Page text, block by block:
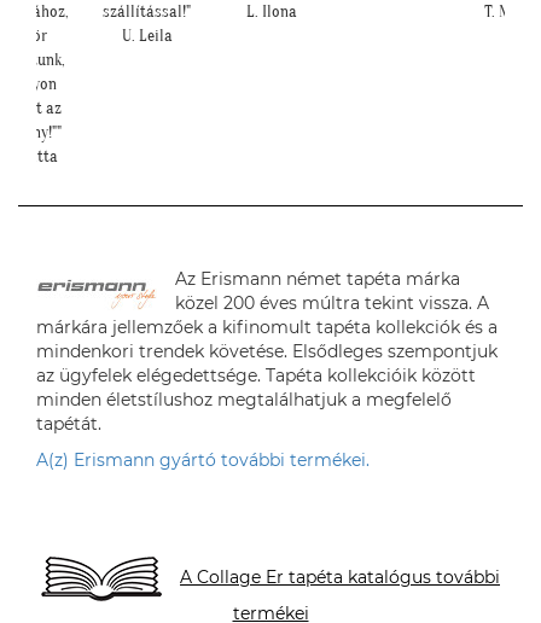
nagyon
lett az
Brigitta
szállítással!"
U. Leila
L. Ilona
T.
Az Erismann német tapéta márka
közel 200 éves múltra tekint vissza. A
márkára jellemzőek a kifinomult tapéta kollekciók és a
mindenkori trendek követése. Elsődleges szempontjuk
az ügyfelek elégedettsége. Tapéta kollekcióik között
minden életstílushoz megtalálhatjuk a megfelelő
tapétát.
A(z) Erismann gyártó további termékei.
A Collage Er tapéta katalógus további
termékei